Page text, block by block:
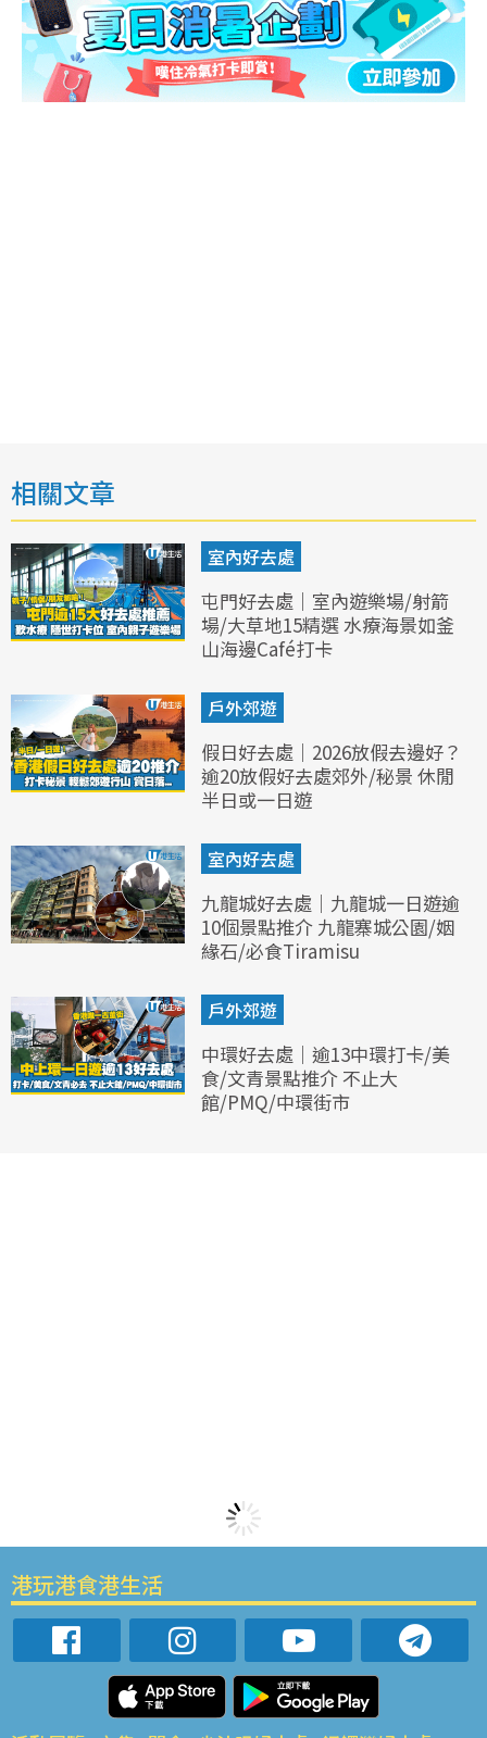
相關文章
室內好去處
屯門好去處｜室內遊樂場/射箭
場/大草地15精選 水療海景如釜
山海邊Café打卡
戶外郊遊
假日好去處｜2026放假去邊好？
逾20放假好去處郊外/秘景 休閒
半日或一日遊
室內好去處
九龍城好去處｜九龍城一日遊逾
10個景點推介 九龍寨城公園/姻
緣石/必食Tiramisu
戶外郊遊
中環好去處｜逾13中環打卡/美
食/文青景點推介 不止大
館/PMQ/中環街市
港玩港食港生活